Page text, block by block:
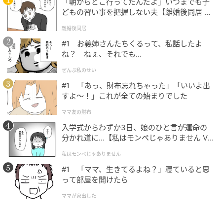
どもの習い事を把握しない夫【離婚後同居 Vo
離婚後同居
#1 お義姉さんたちくるって、私話したよ
ね？ ねぇ、それでも…
ぜんぶ私のせい
#1 「あっ、財布忘れちゃった」「いいよ出
すよ〜！」これが全ての始まりでした
ママ友の財布
入学式からわずか3日、娘のひと言が運命の
分かれ道に…【私はモンペじゃありません Vo
私はモンペじゃありません
#1 「ママ、生きてるよね？」寝ていると思
って部屋を開けたら
ママが家出した